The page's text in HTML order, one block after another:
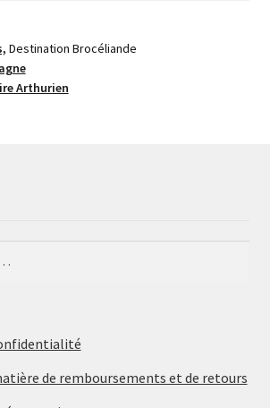
Destination Brocéliande
Arthurien
de remboursements et de retours